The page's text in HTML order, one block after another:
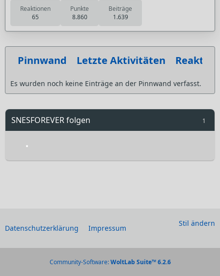
Reaktionen
65
Punkte
8.860
Beiträge
1.639
Pinnwand Letzte Aktivitäten
Es wurden noch keine Einträge an der Pinnwand verfasst.
SNESFOREVER folgen 1
Stil ändern
Datenschutzerklärung Impressum
Community-Software:WoltLab Suite™ 6.2.6